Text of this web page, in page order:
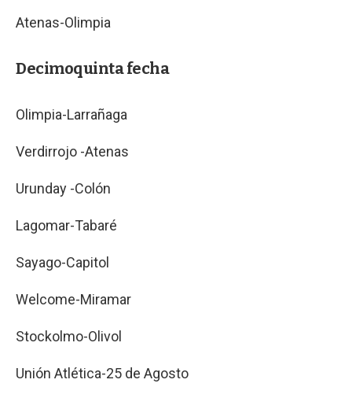
Atenas-Olimpia
Decimoquinta fecha
Olimpia-Larrañaga
Verdirrojo -Atenas
Urunday -Colón
Lagomar-Tabaré
Sayago-Capitol
Welcome-Miramar
Stockolmo-Olivol
Unión Atlética-25 de Agosto